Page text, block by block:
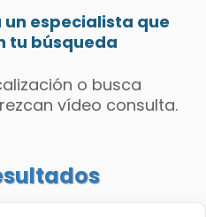
especialista que
tu búsqueda
o busca
vídeo consulta.